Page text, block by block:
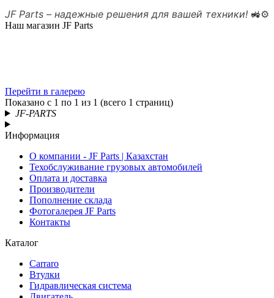
JF Parts – надежные решения для вашей техники! 🚜⚙️
Наш магазин JF Parts
Перейти в галерею
Показано с 1 по 1 из 1 (всего 1 страниц)
JF-PARTS
Информация
О компании - JF Parts | Казахстан
Техобслуживание грузовых автомобилей
Оплата и доставка
Производители
Пополнение склада
Фотогалерея JF Parts
Контакты
Каталог
Carraro
Втулки
Гидравлическая система